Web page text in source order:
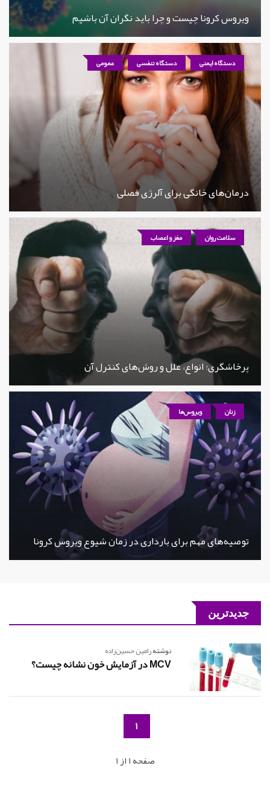
ویروس کرونا چیست و چرا باید نگران آن باشیم
دستگاه ایمنی دستگاه تنفسی عمومی
درمان‌های خانگی برای آلرژی فصلی
سلامت روان مغز و اعصاب
پرخاشگری؛ انواع، علل و روش‌های کنترل آن
زنان ویروس‌ها
توصیه‌های مهم برای بارداری در زمان شیوع ویروس کرونا
جدیدترین
نوشتهرامین حسین‌زاده
MCV در آزمایش خون نشانه چیست؟
1
صفحه 1 از 1